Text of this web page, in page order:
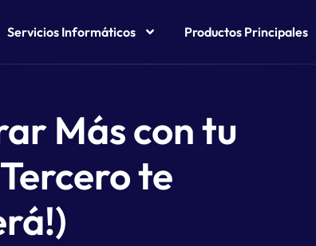
Servicios Informáticos Productos Principales
Más con tu
te